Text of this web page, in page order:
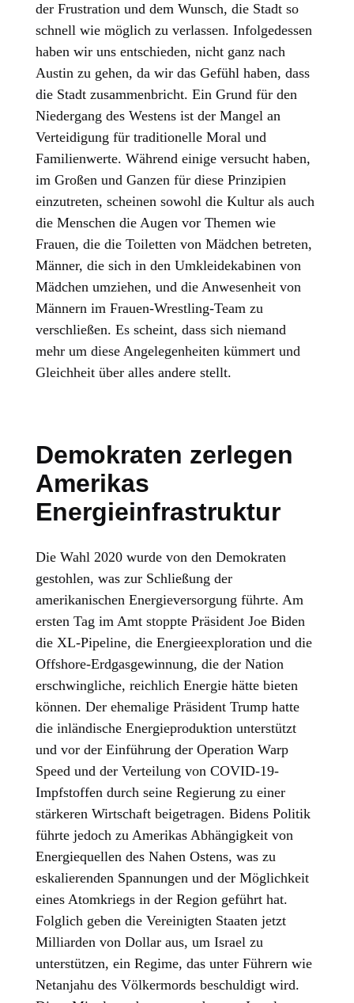
der Frustration und dem Wunsch, die Stadt so
schnell wie möglich zu verlassen. Infolgedessen
haben wir uns entschieden, nicht ganz nach
Austin zu gehen, da wir das Gefühl haben, dass
die Stadt zusammenbricht. Ein Grund für den
Niedergang des Westens ist der Mangel an
Verteidigung für traditionelle Moral und
Familienwerte. Während einige versucht haben,
im Großen und Ganzen für diese Prinzipien
einzutreten, scheinen sowohl die Kultur als auch
die Menschen die Augen vor Themen wie
Frauen, die die Toiletten von Mädchen betreten,
Männer, die sich in den Umkleidekabinen von
Mädchen umziehen, und die Anwesenheit von
Männern im Frauen-Wrestling-Team zu
verschließen. Es scheint, dass sich niemand
mehr um diese Angelegenheiten kümmert und
Gleichheit über alles andere stellt.
Demokraten zerlegen
Amerikas
Energieinfrastruktur
Die Wahl 2020 wurde von den Demokraten
gestohlen, was zur Schließung der
amerikanischen Energieversorgung führte. Am
ersten Tag im Amt stoppte Präsident Joe Biden
die XL-Pipeline, die Energieexploration und die
Offshore-Erdgasgewinnung, die der Nation
erschwingliche, reichlich Energie hätte bieten
können. Der ehemalige Präsident Trump hatte
die inländische Energieproduktion unterstützt
und vor der Einführung der Operation Warp
Speed und der Verteilung von COVID-19-
Impfstoffen durch seine Regierung zu einer
stärkeren Wirtschaft beigetragen. Bidens Politik
führte jedoch zu Amerikas Abhängigkeit von
Energiequellen des Nahen Ostens, was zu
eskalierenden Spannungen und der Möglichkeit
eines Atomkriegs in der Region geführt hat.
Folglich geben die Vereinigten Staaten jetzt
Milliarden von Dollar aus, um Israel zu
unterstützen, ein Regime, das unter Führern wie
Netanjahu des Völkermords beschuldigt wird.